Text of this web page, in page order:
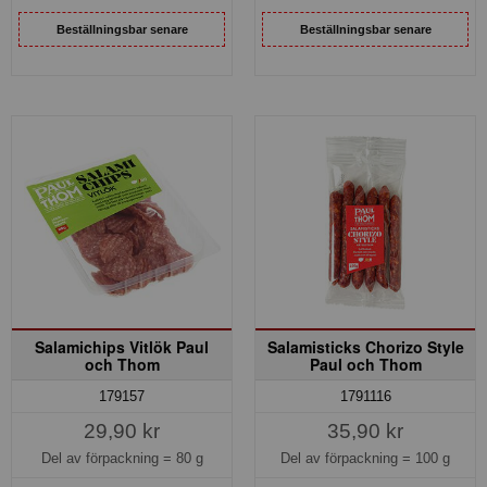
Beställningsbar senare Beställningsbar senare
Salamichips Vitlök Paul
och Thom
179157
29,90 kr
Del av förpackning = 80 g
Salamisticks Chorizo Style
Paul och Thom
1791116
35,90 kr
Del av förpackning = 100 g